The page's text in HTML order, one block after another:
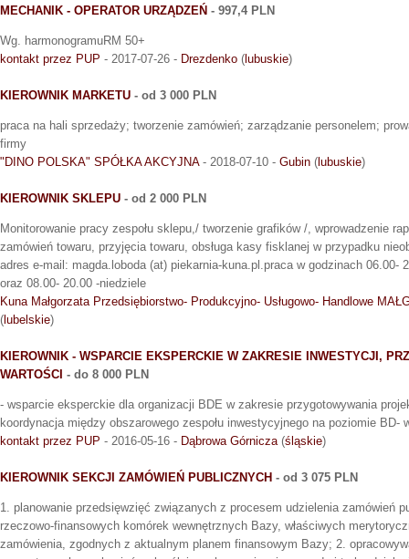
MECHANIK - OPERATOR URZĄDZEŃ - 997,4 PLN
Wg. harmonogramuRM 50+
kontakt przez PUP - 2017-07-26 - Drezdenko ( lubuskie)
KIEROWNIK MARKETU - od 3 000 PLN
praca na hali sprzedaży; tworzenie zamówień; zarządzanie personelem;
firmy
"DINO POLSKA" SPÓŁKA AKCYJNA- 2018-07-10 - Gubin ( lubuskie)
KIEROWNIK SKLEPU - od 2 000 PLN
Monitorowanie pracy zespołu sklepu,/ tworzenie grafików /, wprowadzenie
zamówień towaru, przyjęcia towaru, obsługa kasy fisklanej w przypadku
adres e-mail: magda.loboda (at) piekarnia-kuna.pl.praca w godzinach 06.00-
oraz 08.00- 20.00 -niedziele
Kuna Małgorzata Przedsiębiorstwo- Produkcyjno- Usługowo- Handlowe
( lubelskie)
KIEROWNIK - WSPARCIE EKSPERCKIE W ZAKRESIE INWESTYCJI,
WARTOŚCI - do 8 000 PLN
- wsparcie eksperckie dla organizacji BDE w zakresie przygotowywania
koordynacja między obszarowego zespołu inwestycyjnego na poziomie
kontakt przez PUP - 2016-05-16 - Dąbrowa Górnicza(śląskie)
KIEROWNIK SEKCJI ZAMÓWIEŃ PUBLICZNYCH - od 3 075 PLN
1. planowanie przedsięwzięć związanych z procesem udzielenia zamówień
rzeczowo-finansowych komórek wewnętrznych Bazy, właściwych
zamówienia, zgodnych z aktualnym planem finansowym Bazy; 2.